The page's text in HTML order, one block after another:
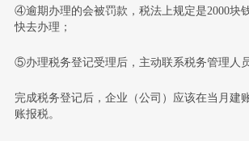
④逾期办理的会被罚款，税法上规定是2000块
快去办理；
⑤办理税务登记受理后，主动联系税务管理人员
完成税务登记后，企业（公司）应该在当月建
账报税。